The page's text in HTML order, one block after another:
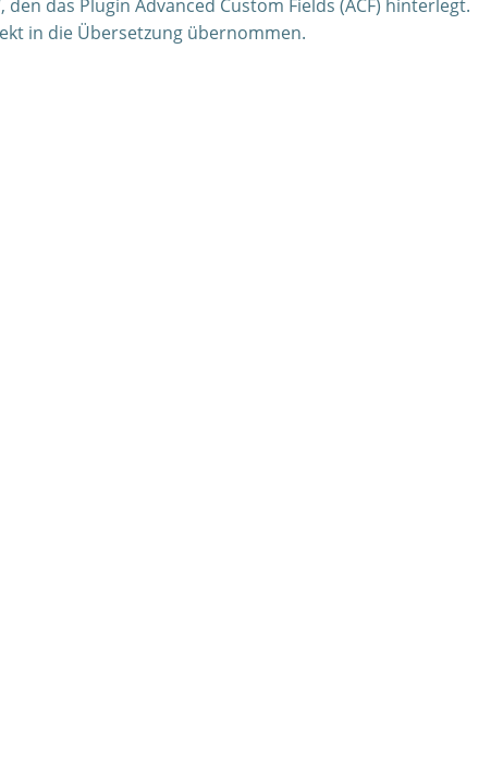
den das Plugin Advanced Custom Fields (ACF) hinterlegt.
in die Übersetzung übernommen.